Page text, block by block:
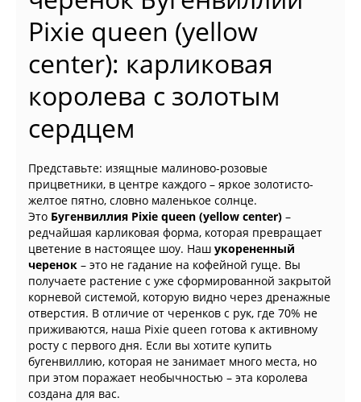
Pixie queen (yellow
center): карликовая
королева с золотым
сердцем
Представьте: изящные малиново-розовые
прицветники, в центре каждого – яркое золотисто-
желтое пятно, словно маленькое солнце.
Это Бугенвиллия Pixie queen (yellow center) –
редчайшая карликовая форма, которая превращает
цветение в настоящее шоу. Наш укорененный
черенок – это не гадание на кофейной гуще. Вы
получаете растение с уже сформированной закрытой
корневой системой, которую видно через дренажные
отверстия. В отличие от черенков с рук, где 70% не
приживаются, наша Pixie queen готова к активному
росту с первого дня. Если вы хотите купить
бугенвиллию, которая не занимает много места, но
при этом поражает необычностью – эта королева
создана для вас.